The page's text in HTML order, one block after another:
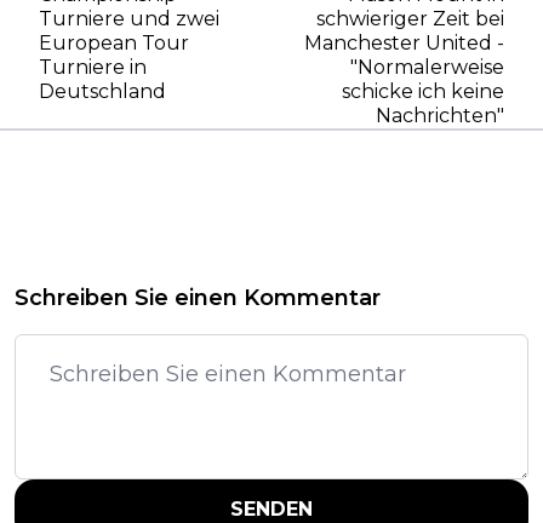
Turniere und zwei
European Tour
Turniere in
Deutschland
schwieriger Zeit bei
Manchester United -
"Normalerweise
schicke ich keine
Nachrichten"
Schreiben Sie einen Kommentar
SENDEN